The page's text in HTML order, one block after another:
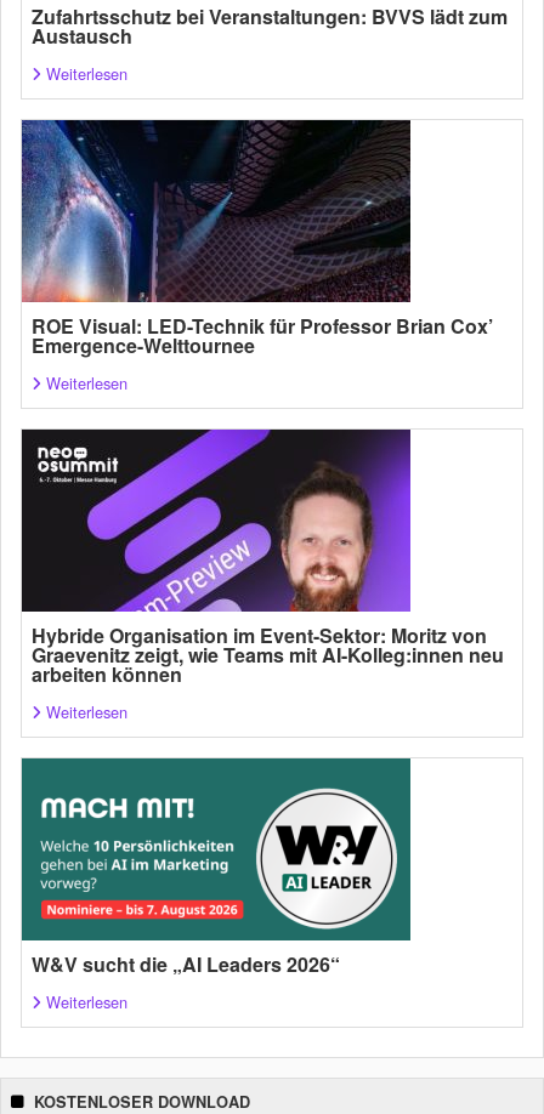
Zufahrtsschutz bei Veranstaltungen: BVVS lädt zum
Austausch
Weiterlesen
ROE Visual: LED-Technik für Professor Brian Cox’
Emergence-Welttournee
Weiterlesen
Hybride Organisation im Event-Sektor: Moritz von
Graevenitz zeigt, wie Teams mit AI-Kolleg:innen neu
arbeiten können
Weiterlesen
W&V sucht die „AI Leaders 2026“
Weiterlesen
KOSTENLOSER DOWNLOAD